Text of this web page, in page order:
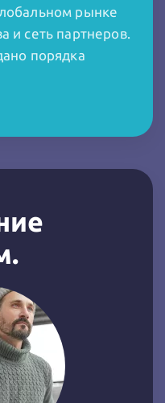
рынке
и сеть партнеров.
порядка